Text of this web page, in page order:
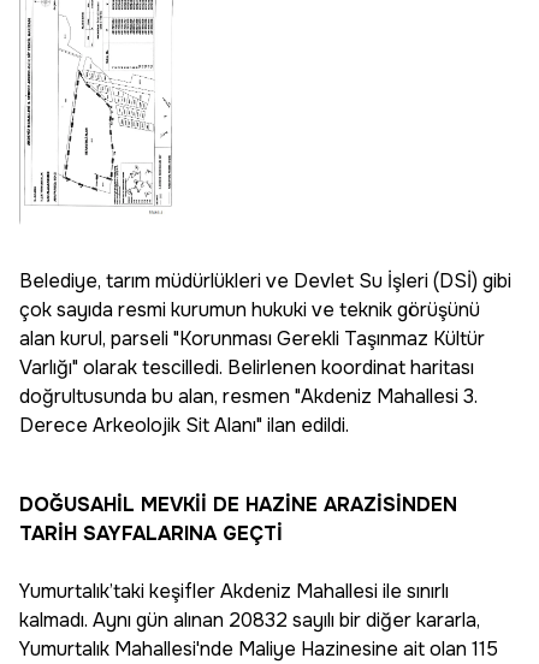
Belediye, tarım müdürlükleri ve Devlet Su İşleri (DSİ) gibi
çok sayıda resmi kurumun hukuki ve teknik görüşünü
alan kurul, parseli"Korunması Gerekli Taşınmaz Kültür
Varlığı" olarak tescilledi. Belirlenen koordinat haritası
doğrultusunda bu alan, resmen "Akdeniz Mahallesi 3.
Derece Arkeolojik Sit Alanı" ilan edildi.
DOĞUSAHİL MEVKİİ DE HAZİNE ARAZİSİNDEN
TARİH SAYFALARINA GEÇTİ
Yumurtalık’taki keşifler Akdeniz Mahallesi ile sınırlı
kalmadı. Aynı gün alınan 20832 sayılı bir diğer kararla,
Yumurtalık Mahallesi'nde Maliye Hazinesine ait olan 115